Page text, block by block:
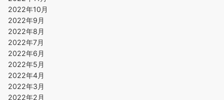
2022年10月
2022年9月
2022年8月
2022年7月
2022年6月
2022年5月
2022年4月
2022年3月
2022年2月